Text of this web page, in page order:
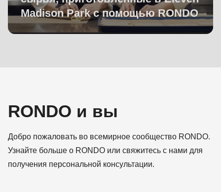
Madison Park с помощью RONDO
RONDO и вы
Добро пожаловать во всемирное сообщество RONDO.
Узнайте больше о RONDO или свяжитесь с нами для
получения персональной консультации.